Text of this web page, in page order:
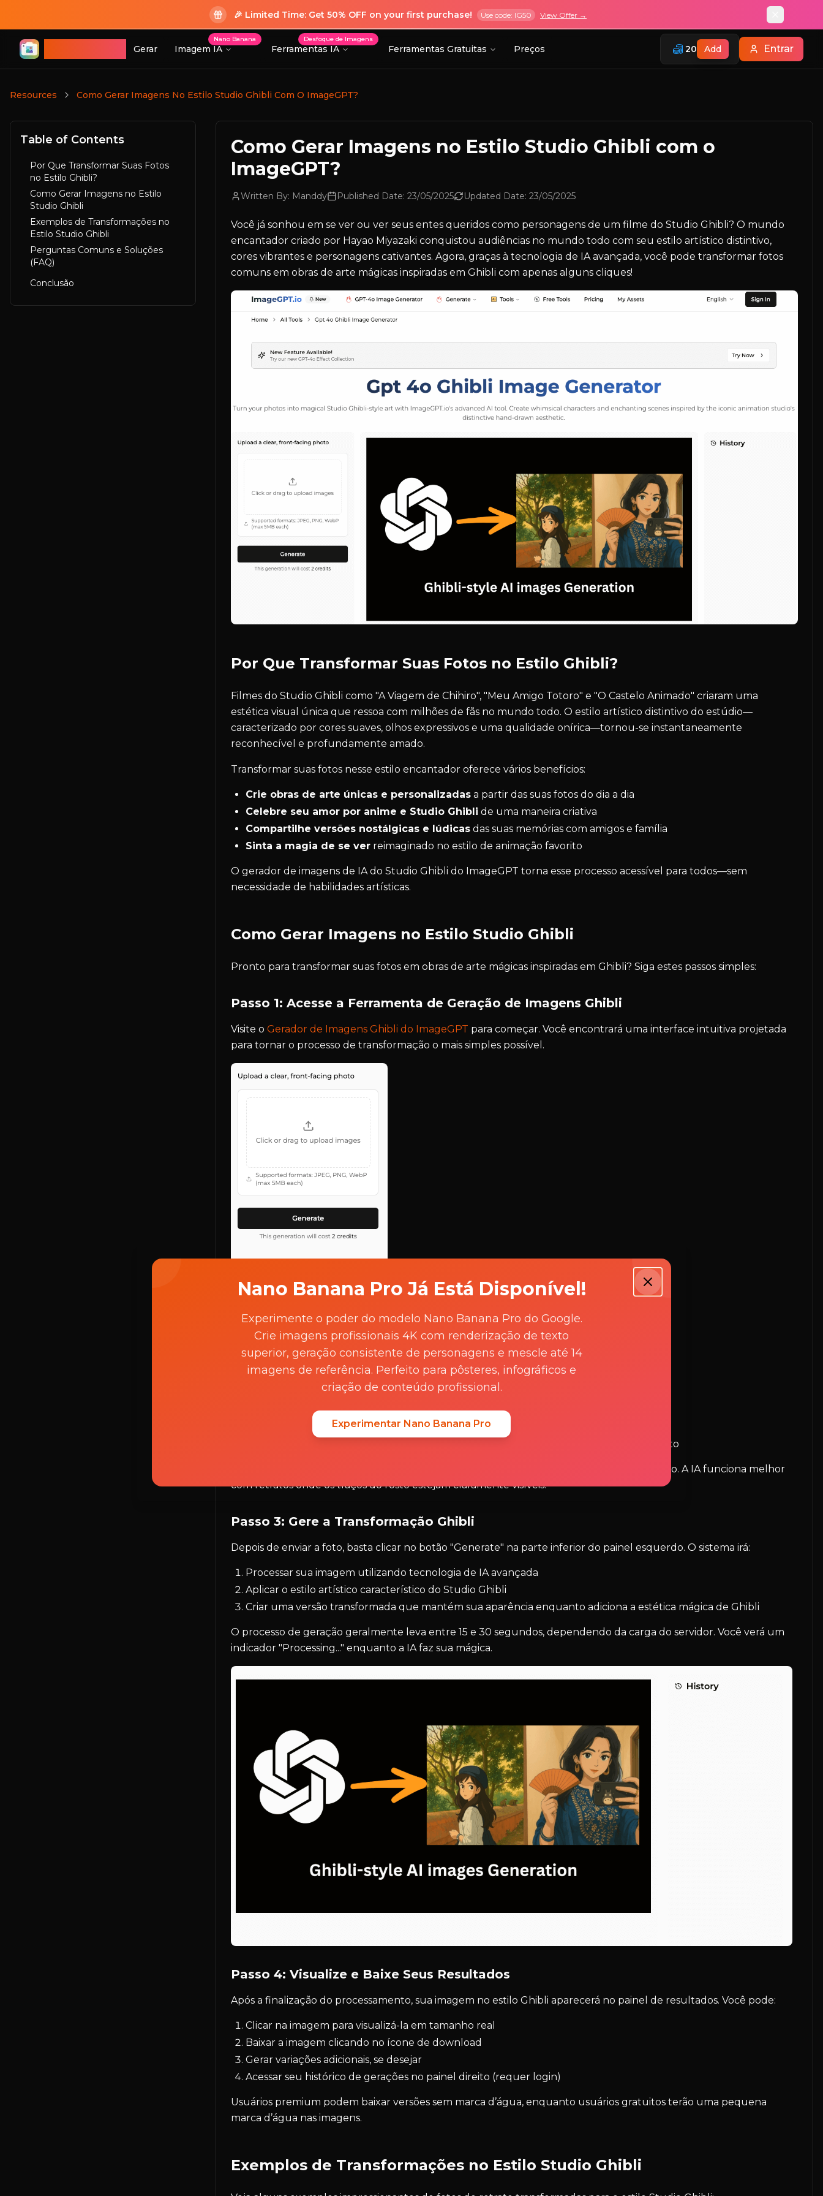
🎉 Limited Time: Get 50% OFF on your first purchase! Use code: IG50 View Offer →
Gerar Imagem IA
Nano Banana
Ferramentas IA
Desfoque de Imagens
Ferramentas Gratuitas Preços 20 Add Entrar
Resources Como Gerar Imagens No Estilo Studio Ghibli Com O ImageGPT?
Table of Contents
Por Que Transformar Suas Fotos
no Estilo Ghibli?
Como Gerar Imagens no Estilo
Studio Ghibli
Exemplos de Transformações no
Estilo Studio Ghibli
Perguntas Comuns e Soluções
(FAQ)
Conclusão
Como Gerar Imagens no Estilo Studio Ghibli com o
ImageGPT?
Written By: Manddy Published Date: 23/05/2025 Updated Date: 23/05/2025
Você já sonhou em se ver ou ver seus entes queridos como personagens de um filme do Studio Ghibli? O mundo
encantador criado por Hayao Miyazaki conquistou audiências no mundo todo com seu estilo artístico distintivo,
cores vibrantes e personagens cativantes. Agora, graças à tecnologia de IA avançada, você pode transformar fotos
comuns em obras de arte mágicas inspiradas em Ghibli com apenas alguns cliques!
Por Que Transformar Suas Fotos no Estilo Ghibli?
Filmes do Studio Ghibli como "A Viagem de Chihiro", "Meu Amigo Totoro" e "O Castelo Animado" criaram uma
estética visual única que ressoa com milhões de fãs no mundo todo. O estilo artístico distintivo do estúdio—
caracterizado por cores suaves, olhos expressivos e uma qualidade onírica—tornou-se instantaneamente
reconhecível e profundamente amado.
Transformar suas fotos nesse estilo encantador oferece vários benefícios:
Crie obras de arte únicas e personalizadas a partir das suas fotos do dia a dia
Celebre seu amor por anime e Studio Ghibli de uma maneira criativa
Compartilhe versões nostálgicas e lúdicas das suas memórias com amigos e família
Sinta a magia de se ver reimaginado no estilo de animação favorito
O gerador de imagens de IA do Studio Ghibli do ImageGPT torna esse processo acessível para todos—sem
necessidade de habilidades artísticas.
Como Gerar Imagens no Estilo Studio Ghibli
Pronto para transformar suas fotos em obras de arte mágicas inspiradas em Ghibli? Siga estes passos simples:
Passo 1: Acesse a Ferramenta de Geração de Imagens Ghibli
Visite o Gerador de Imagens Ghibli do ImageGPT para começar. Você encontrará uma interface intuitiva projetada
para tornar o processo de transformação o mais simples possível.
Passo 2: Envie Sua Foto
Clique na área de upload (onde está escrito "Click or drag to upload images")
Selecione uma foto de retrato nítida e de frente do seu dispositivo
Você pode enviar várias fotos se quiser transformar diversas imagens de uma vez
Certifique-se de que suas fotos atendam aos requisitos:
Formatos suportados: JPEG, PNG ou WebP
Tamanho máximo: 5MB por imagem
Os melhores resultados vêm de fotos claras e bem iluminadas mostrando todo o rosto
Para resultados ideais, escolha fotos com boa iluminação e fundo neutro. A IA funciona melhor
com retratos onde os traços do rosto estejam claramente visíveis.
Passo 3: Gere a Transformação Ghibli
Depois de enviar a foto, basta clicar no botão "Generate" na parte inferior do painel esquerdo. O sistema irá:
Processar sua imagem utilizando tecnologia de IA avançada
Aplicar o estilo artístico característico do Studio Ghibli
Criar uma versão transformada que mantém sua aparência enquanto adiciona a estética mágica de Ghibli
O processo de geração geralmente leva entre 15 e 30 segundos, dependendo da carga do servidor. Você verá um
indicador "Processing..." enquanto a IA faz sua mágica.
Passo 4: Visualize e Baixe Seus Resultados
Após a finalização do processamento, sua imagem no estilo Ghibli aparecerá no painel de resultados. Você pode:
Clicar na imagem para visualizá-la em tamanho real
Baixar a imagem clicando no ícone de download
Gerar variações adicionais, se desejar
Acessar seu histórico de gerações no painel direito (requer login)
Usuários premium podem baixar versões sem marca d’água, enquanto usuários gratuitos terão uma pequena
marca d’água nas imagens.
Exemplos de Transformações no Estilo Studio Ghibli
Nano Banana Pro Já Está Disponível!
Experimente o poder do modelo Nano Banana Pro do Google.
Crie imagens profissionais 4K com renderização de texto
superior, geração consistente de personagens e mescle até 14
imagens de referência. Perfeito para pôsteres, infográficos e
criação de conteúdo profissional.
Experimentar Nano Banana Pro